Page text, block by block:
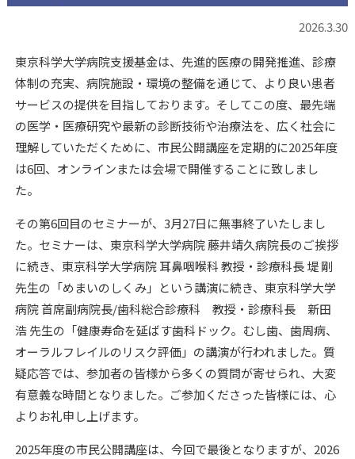
2026.3.30
東京科学大学病院支援基金は、先進的医療の開発推進、診療
体制の充実、病院施設・環境の整備を通じて、より良い患者
サービスの提供を目指しております。そしてこの度、最先端
の医学・医療研究や最新の診断技術や治療法を、広く社会に
理解していただくために、市民公開講座を定期的に2025年度
は6回、オンラインまたは会場で開催することに致しまし
た。
その第6回目のセミナーが、3月27日に無事終了いたしまし
た。セミナーは、東京科学大学病院 藤井靖久病院長のご挨拶
に続き、東京科学大学病院 耳鼻咽喉科 教授・診療科長 堤 剛
先生の「めまいのしくみ」という講演に続き、東京科学大学
病院 首席副病院長/歯科総合診療科 教授・診療科長 新田
浩 先生の「健康寿命を延ばす歯科ドック。むし歯、歯周病、
オーラルフレイルのリスク評価」の講演が行われました。質
疑応答では、参加者の皆様から多くの質問が寄せられ、大変
有意義な時間となりました。ご参加くださった皆様には、心
よりお礼申し上げます。
2025年度の市民公開講座は、今回で最後となりますが、2026